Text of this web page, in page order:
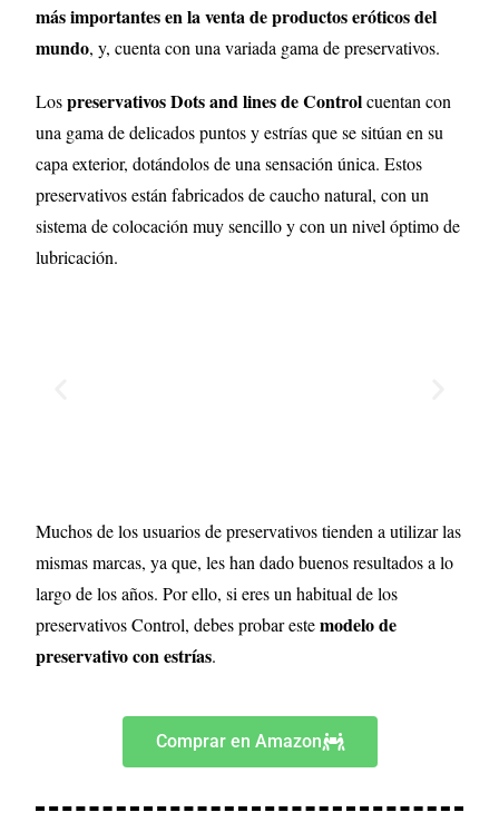
más importantes en la venta de productos eróticos del
mundo, y, cuenta con una variada gama de preservativos.
Lospreservativos Dots and lines de Controlcuentan con
una gama de delicados puntos y estrías que se sitúan en su
capa exterior, dotándolos de una sensación única. Estos
preservativos están fabricados de caucho natural, con un
sistema de colocación muy sencillo y con un nivel óptimo de
lubricación.
Muchos de los usuarios de preservativos tienden a utilizar las
mismas marcas, ya que, les han dado buenos resultados a lo
largo de los años. Por ello, si eres un habitual de los
preservativos Control, debes probar estemodelo de
preservativo con estrías.
Comprar en Amazon